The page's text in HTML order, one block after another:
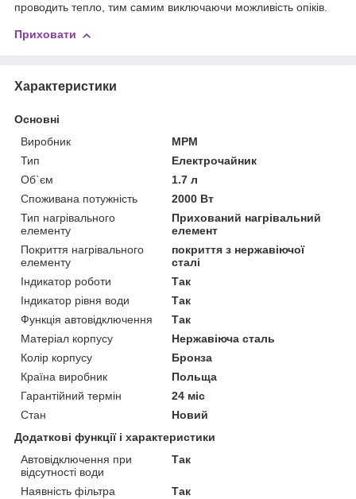
проводить тепло, тим самим виключаючи можливість опіків.
Приховати
Характеристики
Основні
Виробник
MPM
Тип
Електрочайник
Об`єм
1.7 л
Споживана потужність
2000 Вт
Тип нагрівального
елементу
Прихований нагрівальний
елемент
Покриття нагрівального
елементу
покриття з нержавіючої
сталі
Індикатор роботи
Так
Індикатор рівня води
Так
Функція автовідключення
Так
Матеріал корпусу
Нержавіюча сталь
Колір корпусу
Бронза
Країна виробник
Польща
Гарантійний термін
24 міс
Стан
Новий
Додаткові функції і характеристики
Автовідключення при
відсутності води
Так
Наявність фільтра
Так